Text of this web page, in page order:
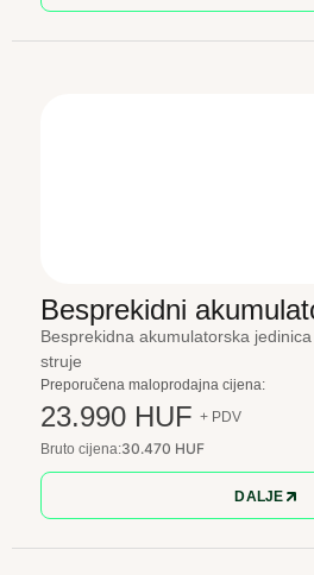
Besprekidni
Besprekidna akumulatorska
struje
Preporučena maloprodajna cijena:
23.990 HUF + PDV
Bruto cijena:30.470 HUF
DALJE